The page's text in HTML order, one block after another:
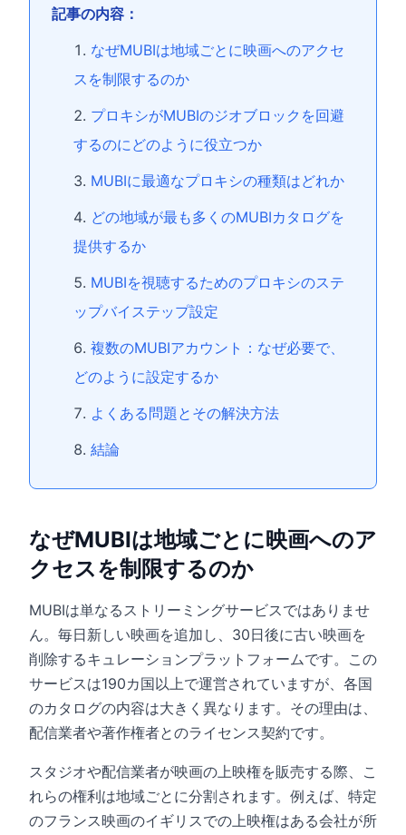
記事の内容：
なぜMUBIは地域ごとに映画へのアクセ
スを制限するのか
プロキシがMUBIのジオブロックを回避
するのにどのように役立つか
MUBIに最適なプロキシの種類はどれか
どの地域が最も多くのMUBIカタログを
提供するか
MUBIを視聴するためのプロキシのステ
ップバイステップ設定
複数のMUBIアカウント：なぜ必要で、
どのように設定するか
よくある問題とその解決方法
結論
なぜMUBIは地域ごとに映画へのア
クセスを制限するのか
MUBIは単なるストリーミングサービスではありませ
ん。毎日新しい映画を追加し、30日後に古い映画を
削除するキュレーションプラットフォームです。この
サービスは190カ国以上で運営されていますが、各国
のカタログの内容は大きく異なります。その理由は、
配信業者や著作権者とのライセンス契約です。
スタジオや配信業者が映画の上映権を販売する際、こ
れらの権利は地域ごとに分割されます。例えば、特定
のフランス映画のイギリスでの上映権はある会社が所